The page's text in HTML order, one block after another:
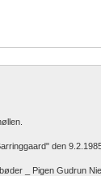
den
_ Pigen Gudrun